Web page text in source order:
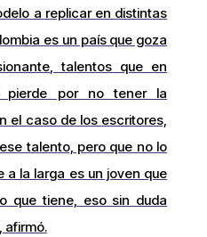
a replicar en distintas
es un país que goza
talentos que en
pierde por no tener la
el caso de los escritores,
talento, pero que no lo
a la larga es un joven que
que tiene, eso sin duda
afirmó.